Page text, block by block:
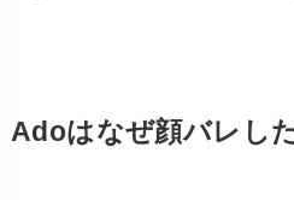
Adoはなぜ顔バレし